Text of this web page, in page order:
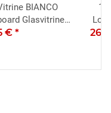
BIANCO
Glasvitrine
in weiß
€ *
1x